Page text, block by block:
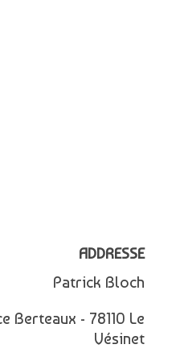
ADDRESSE
Patrick Bloch
Berteaux - 78110 Le
Vésinet